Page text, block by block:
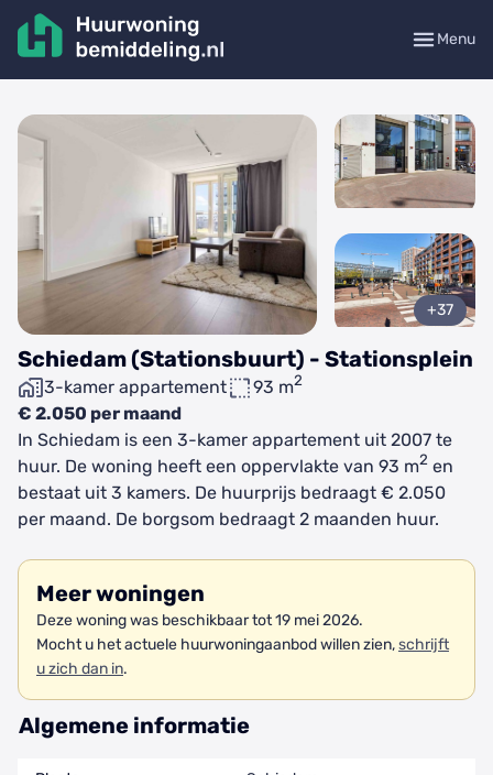
Menu
Schiedam (Stationsbuurt) - Stationsplein
3-kamer appartement 93 m2
€ 2.050 per maand
+37
In Schiedam is een 3-kamer appartement uit 2007 te
huur. De woning heeft een oppervlakte van 93 m2 en
bestaat uit 3 kamers. De huurprijs bedraagt € 2.050
per maand. De borgsom bedraagt 2 maanden huur.
Meer woningen
Deze woning was beschikbaar tot 19 mei 2026.
Mocht u het actuele huurwoningaanbod willen zien,schrijft
u zich dan in.
Algemene informatie